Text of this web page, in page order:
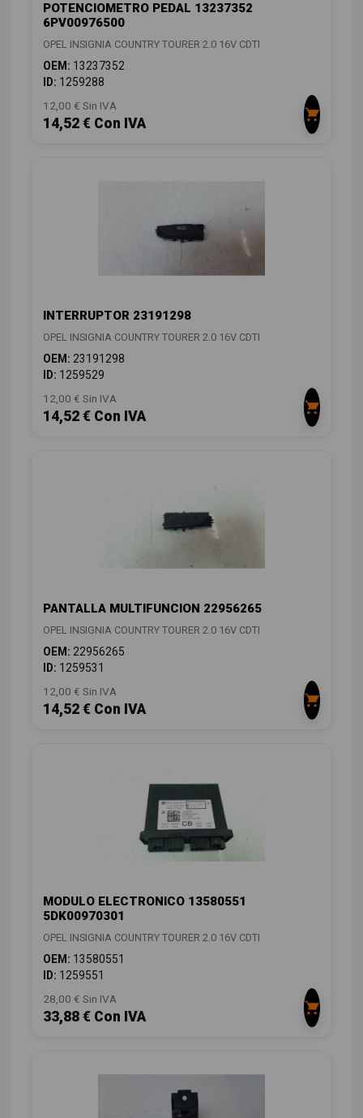
POTENCIOMETRO PEDAL 13237352
6PV00976500
OPEL INSIGNIA COUNTRY TOURER 2.0 16V CDTI
OEM: 13237352
ID: 1259288
12,00 € Sin IVA
14,52 € Con IVA
INTERRUPTOR 23191298
OPEL INSIGNIA COUNTRY TOURER 2.0 16V CDTI
OEM: 23191298
ID: 1259529
12,00 € Sin IVA
14,52 € Con IVA
PANTALLA MULTIFUNCION 22956265
OPEL INSIGNIA COUNTRY TOURER 2.0 16V CDTI
OEM: 22956265
ID: 1259531
12,00 € Sin IVA
14,52 € Con IVA
MODULO ELECTRONICO 13580551
5DK00970301
OPEL INSIGNIA COUNTRY TOURER 2.0 16V CDTI
OEM: 13580551
ID: 1259551
28,00 € Sin IVA
33,88 € Con IVA